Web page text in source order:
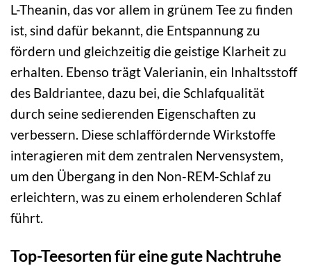
L-Theanin, das vor allem in grünem Tee zu finden
ist, sind dafür bekannt, die Entspannung zu
fördern und gleichzeitig die geistige Klarheit zu
erhalten. Ebenso trägt Valerianin, ein Inhaltsstoff
des Baldriantee, dazu bei, die Schlafqualität
durch seine sedierenden Eigenschaften zu
verbessern. Diese schlaffördernde Wirkstoffe
interagieren mit dem zentralen Nervensystem,
um den Übergang in den Non-REM-Schlaf zu
erleichtern, was zu einem erholenderen Schlaf
führt.
Top-Teesorten für eine gute Nachtruhe